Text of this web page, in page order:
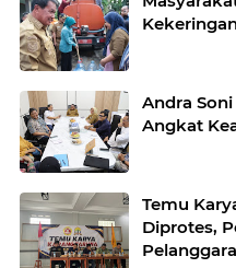
Andra
Angkat
Temu
Diprotes,